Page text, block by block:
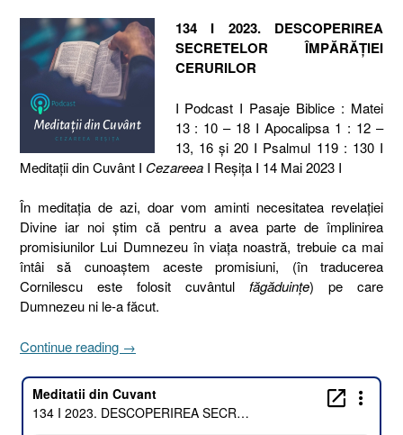
134 I 2023. DESCOPERIREA
SECRETELOR ÎMPĂRĂȚIEI
CERURILOR
I Podcast I Pasaje Biblice : Matei
13 : 10 – 18 I Apocalipsa 1 : 12 –
13, 16 și 20 I Psalmul 119 : 130 I
Meditaţii din Cuvânt I Cezareea I Reşiţa I 14 Mai 2023 I
În meditația de azi, doar vom aminti necesitatea revelației
Divine iar noi știm că pentru a avea parte de împlinirea
promisiunilor Lui Dumnezeu în viața noastră, trebuie ca mai
întâi să cunoaștem aceste promisiuni, (în traducerea
Cornilescu este folosit cuvântul făgăduințe) pe care
Dumnezeu ni le-a făcut.
Continue reading „134
2023.
DESCOPERIREA
SECRETELOR
→